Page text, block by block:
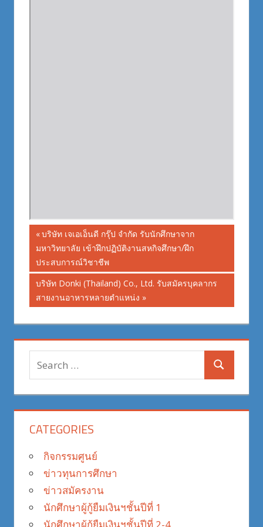
Post
navigation
Previous
Post:
บริษัท เจเอเอ็นดี กรุ๊ป จำกัด รับนักศึกษาจาก
มหาวิทยาลัย เข้าฝึกปฏิบัติงานสหกิจศึกษา/ฝึก
ประสบการณ์วิชาชีพ
Next
Post:
บริษัท Donki (Thailand) Co., Ltd. รับสมัครบุคลากร
สายงานอาหารหลายตำแหน่ง
Search
for:
Search
CATEGORIES
กิจกรรมศูนย์
ข่าวทุนการศึกษา
ข่าวสมัครงาน
นักศึกษาผู้กู้ยืมเงินฯชั้นปีที่ 1
นักศึกษาผู้กู้ยืมเงินฯชั้นปีที่ 2-4